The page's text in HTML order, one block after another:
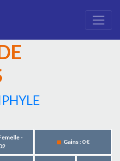
-
Gains : 0 €